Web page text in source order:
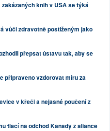
zakázaných knih v USA se týká
vůči zdravotně postiženým jako
přepsat ústavu tak, aby se
připraveno vzdorovat míru za
v křeči a nejasné poučení z
tlačí na odchod Kanady z aliance